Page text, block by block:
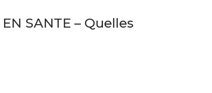
SANTE – Quelles